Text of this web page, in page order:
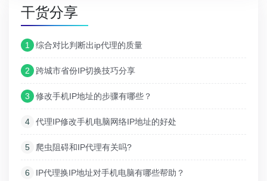
干货分享
1 综合对比判断出ip代理的质量
2 跨城市省份IP切换技巧分享
3 修改手机IP地址的步骤有哪些？
4 代理IP修改手机电脑网络IP地址的好处
5 爬虫阻碍和IP代理有关吗?
6 IP代理换IP地址对手机电脑有哪些帮助？